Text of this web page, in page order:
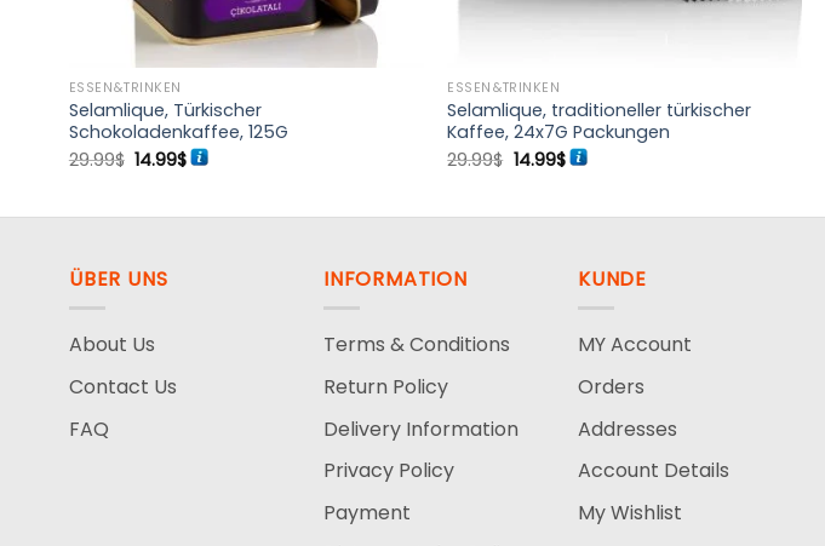
ESSEN&TRINKEN
Selamlique, Türkischer
Schokoladenkaffee, 125G
29.99$ Ursprünglicher
Preis
14.99$Aktueller
Preis
ESSEN&TRINKEN
Selamlique, traditioneller türkischer
Kaffee, 24x7G Packungen
29.99$ Ursprünglicher
Preis
14.99$Aktueller
Preis
ÜBER UNS
About Us
Contact Us
FAQ
INFORMATION
Terms & Conditions
Return Policy
Delivery Information
Privacy Policy
Payment
KUNDE
MY Account
Orders
Addresses
Account Details
My Wishlist